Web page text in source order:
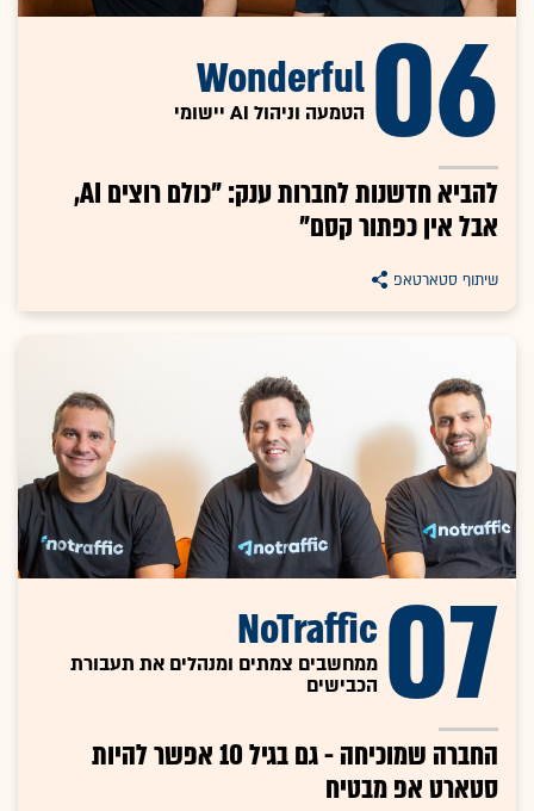
06
Wonderful
הטמעה וניהול AI יישומי
להביא חדשנות לחברות ענק: "כולם רוצים AI,
אבל אין כפתור קסם"
שיתוף סטארטאפ
07
NoTraffic
ממחשבים צמתים ומנהלים את תעבורת
הכבישים
החברה שמוכיחה - גם בגיל 10 אפשר להיות
סטארט אפ מבטיח